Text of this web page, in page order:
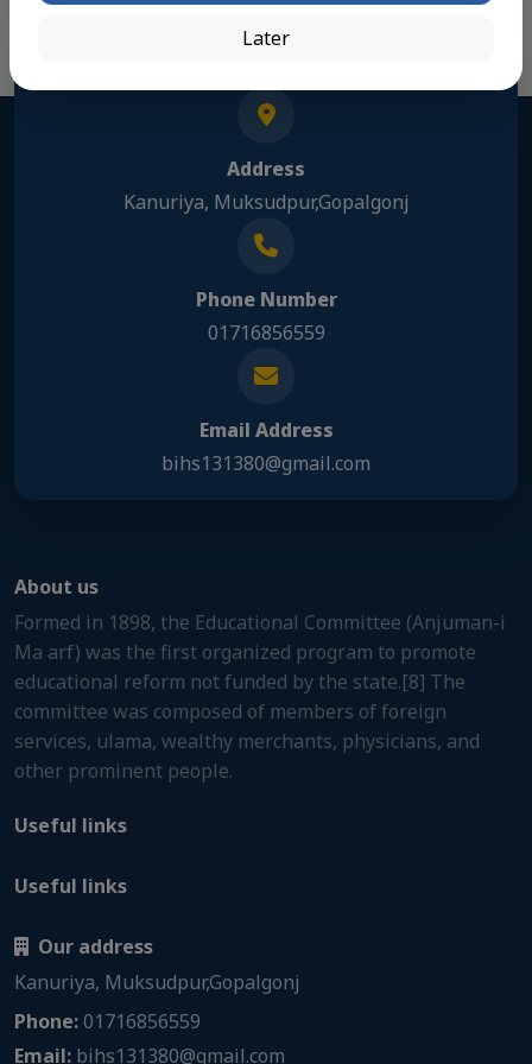
Address
Kanuriya, Muksudpur,Gopalgonj
Phone Number
01716856559
Email Address
bihs131380@gmail.com
About us
Formed in 1898, the Educational Committee (Anjuman-i
Ma arf) was the first organized program to promote
educational reform not funded by the state.[8] The
committee was composed of members of foreign
services, ulama, wealthy merchants, physicians, and
other prominent people.
Useful links
Useful links
Our address
Kanuriya, Muksudpur,Gopalgonj
Phone:01716856559
Email: bihs131380@gmail.com
Later